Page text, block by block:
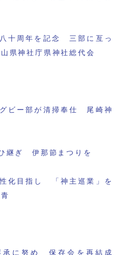
十周年を記念 三部に亙っ
県神社庁県神社総代会
ビー部が清掃奉仕 尾崎神
継ぎ 伊那節まつりを
化目指し 「神主巡業」を
承に努め 保存会を再結成